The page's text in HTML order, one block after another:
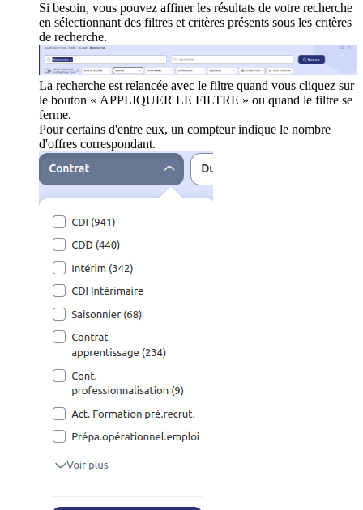
Si besoin, vous pouvez affiner les résultats de votre recherche
en sélectionnant des filtres et critères présents sous les critères
de recherche.
La recherche est relancée avec le filtre quand vous cliquez sur
le bouton « APPLIQUER LE FILTRE » ou quand le filtre se
ferme.
Pour certains d'entre eux, un compteur indique le nombre
d'offres correspondant.